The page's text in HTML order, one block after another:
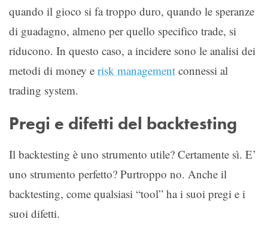
quando il gioco si fa troppo duro, quando le speranze
di guadagno, almeno per quello specifico trade, si
riducono. In questo caso, a incidere sono le analisi dei
metodi di money e risk management connessi al
trading system.
Pregi e difetti del backtesting
Il backtesting è uno strumento utile? Certamente sì. E’
uno strumento perfetto? Purtroppo no. Anche il
backtesting, come qualsiasi “tool” ha i suoi pregi e i
suoi difetti.